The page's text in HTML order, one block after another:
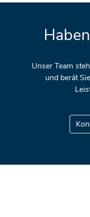
Unser Team
und berät